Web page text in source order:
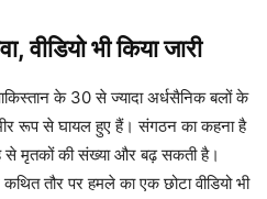
वीडियो भी किया जारी
के 30 से ज्यादा अर्धसैनिक बलों के
रूप से घायल हुए हैं। संगठन का कहना है
मृतकों की संख्या और बढ़ सकती है।
तौर पर हमले का एक छोटा वीडियो भी